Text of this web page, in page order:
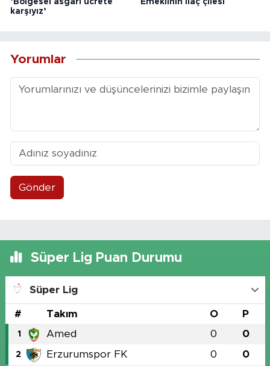
karşıyız’
Yorumlar
Gönder
Süper Lig Puan Durumu
Süper Lig
# Takım O P
1 Amed 0 0
2 Erzurumspor FK 0 0